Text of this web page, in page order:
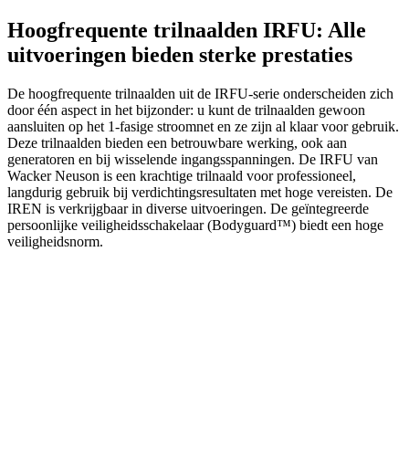
Hoogfrequente trilnaalden IRFU: Alle
uitvoeringen bieden sterke prestaties
De hoogfrequente trilnaalden uit de IRFU-serie onderscheiden zich
door één aspect in het bijzonder: u kunt de trilnaalden gewoon
aansluiten op het 1-fasige stroomnet en ze zijn al klaar voor gebruik.
Deze trilnaalden bieden een betrouwbare werking, ook aan
generatoren en bij wisselende ingangsspanningen. De IRFU van
Wacker Neuson is een krachtige trilnaald voor professioneel,
langdurig gebruik bij verdichtingsresultaten met hoge vereisten. De
IREN is verkrijgbaar in diverse uitvoeringen. De geïntegreerde
persoonlijke veiligheidsschakelaar (Bodyguard™) biedt een hoge
veiligheidsnorm.